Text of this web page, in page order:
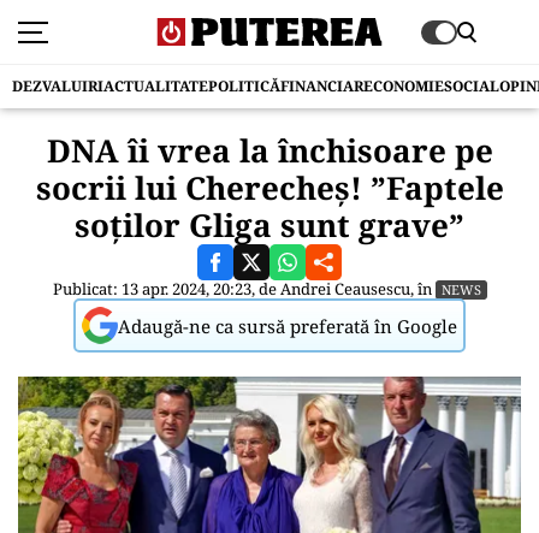
DEZVALUIRIACTUALITATEPOLITICĂFINANCIARECONOMIESOCIAL
DNA îi vrea la închisoare pe
socrii lui Cherecheș! ”Faptele
soților Gliga sunt grave”
Publicat: 13 apr. 2024, 20:23, deAndrei Ceausescu, în NEWS
Adaugă-ne ca sursă preferată în Google